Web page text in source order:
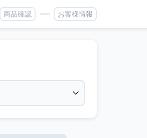
商品確認 お客様情報